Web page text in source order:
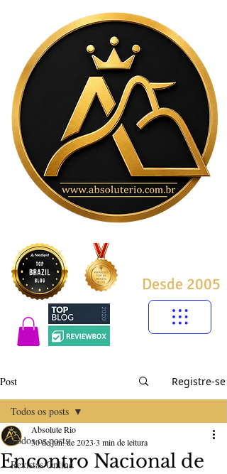
Desde 2005
Post Registre-se
Todos os posts
Revistas Online
Todos os posts
Encontro Nacional de
Absolute Rio
30 de jun. de 2023 3 min de leitura